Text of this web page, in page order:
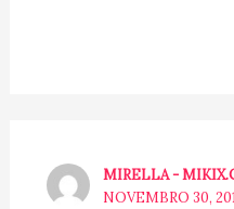
MIRELLA -
NOVEMBRO 30,